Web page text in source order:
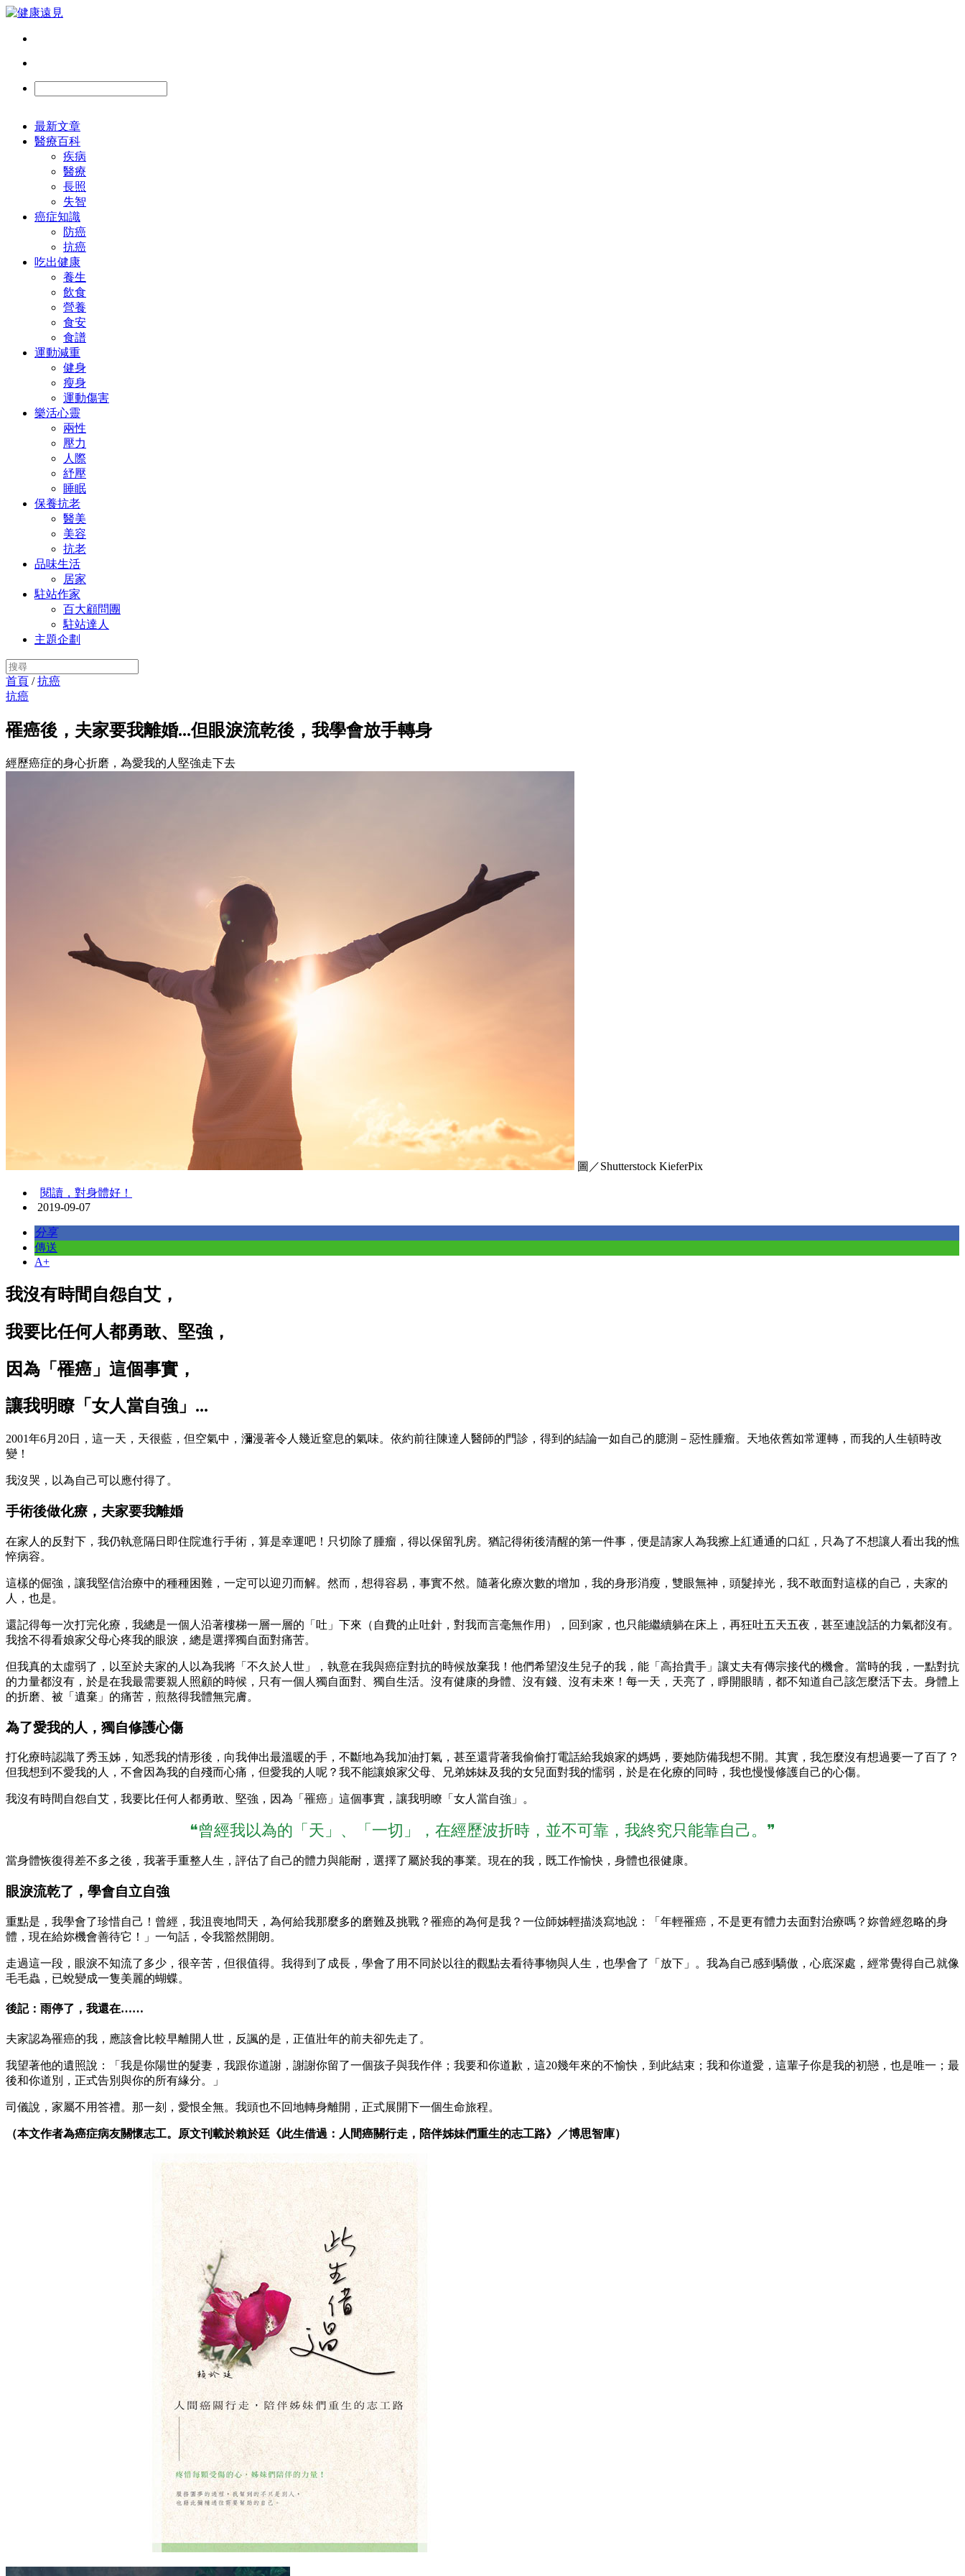
最新文章
醫療百科
疾病
醫療
長照
失智
癌症知識
防癌
抗癌
吃出健康
養生
飲食
營養
食安
食譜
運動減重
健身
瘦身
運動傷害
樂活心靈
兩性
壓力
人際
紓壓
睡眠
保養抗老
醫美
美容
抗老
品味生活
居家
駐站作家
百大顧問團
駐站達人
主題企劃
首頁 /抗癌
抗癌
罹癌後，夫家要我離婚...但眼淚流乾後，我學會放手轉身
經歷癌症的身心折磨，為愛我的人堅強走下去
圖／Shutterstock KieferPix
閱讀，對身體好！
2019-09-07
分享
傳送
A+
我沒有時間自怨自艾，
我要比任何人都勇敢、堅強，
因為「罹癌」這個事實，
讓我明瞭「女人當自強」...
2001年6月20日，這一天，天很藍，但空氣中，瀰漫著令人幾近窒息的氣味。依約前往陳達人醫師的門診，得到的結論一如自己的臆測－惡性腫瘤。天地依舊如常運轉，而我的人生頓時改
變！
我沒哭，以為自己可以應付得了。
手術後做化療，夫家要我離婚
在家人的反對下，我仍執意隔日即住院進行手術，算是幸運吧！只切除了腫瘤，得以保留乳房。猶記得術後清醒的第一件事，便是請家人為我擦上紅通通的口紅，只為了不想讓人看出我的憔
悴病容。
這樣的倔強，讓我堅信治療中的種種困難，一定可以迎刃而解。然而，想得容易，事實不然。隨著化療次數的增加，我的身形消瘦，雙眼無神，頭髮掉光，我不敢面對這樣的自己，夫家的
人，也是。
還記得每一次打完化療，我總是一個人沿著樓梯一層一層的「吐」下來（自費的止吐針，對我而言毫無作用），回到家，也只能繼續躺在床上，再狂吐五天五夜，甚至連說話的力氣都沒有。
我捨不得看娘家父母心疼我的眼淚，總是選擇獨自面對痛苦。
但我真的太虛弱了，以至於夫家的人以為我將「不久於人世」，執意在我與癌症對抗的時候放棄我！他們希望沒生兒子的我，能「高抬貴手」讓丈夫有傳宗接代的機會。當時的我，一點對抗
的力量都沒有，於是在我最需要親人照顧的時候，只有一個人獨自面對、獨自生活。沒有健康的身體、沒有錢、沒有未來！每一天，天亮了，睜開眼睛，都不知道自己該怎麼活下去。身體上
的折磨、被「遺棄」的痛苦，煎熬得我體無完膚。
為了愛我的人，獨自修護心傷
打化療時認識了秀玉姊，知悉我的情形後，向我伸出最溫暖的手，不斷地為我加油打氣，甚至還背著我偷偷打電話給我娘家的媽媽，要她防備我想不開。其實，我怎麼沒有想過要一了百了？
但我想到不愛我的人，不會因為我的自殘而心痛，但愛我的人呢？我不能讓娘家父母、兄弟姊妹及我的女兒面對我的懦弱，於是在化療的同時，我也慢慢修護自己的心傷。
我沒有時間自怨自艾，我要比任何人都勇敢、堅強，因為「罹癌」這個事實，讓我明瞭「女人當自強」。
❝曾經我以為的「天」、「一切」，在經歷波折時，並不可靠，我終究只能靠自己。❞
當身體恢復得差不多之後，我著手重整人生，評估了自己的體力與能耐，選擇了屬於我的事業。現在的我，既工作愉快，身體也很健康。
眼淚流乾了，學會自立自強
重點是，我學會了珍惜自己！曾經，我沮喪地問天，為何給我那麼多的磨難及挑戰？罹癌的為何是我？一位師姊輕描淡寫地說：「年輕罹癌，不是更有體力去面對治療嗎？妳曾經忽略的身
體，現在給妳機會善待它！」一句話，令我豁然開朗。
走過這一段，眼淚不知流了多少，很辛苦，但很值得。我得到了成長，學會了用不同於以往的觀點去看待事物與人生，也學會了「放下」。我為自己感到驕傲，心底深處，經常覺得自己就像
毛毛蟲，已蛻變成一隻美麗的蝴蝶。
後記：雨停了，我還在……
夫家認為罹癌的我，應該會比較早離開人世，反諷的是，正值壯年的前夫卻先走了。
我望著他的遺照說：「我是你陽世的髮妻，我跟你道謝，謝謝你留了一個孩子與我作伴；我要和你道歉，這20幾年來的不愉快，到此結束；我和你道愛，這輩子你是我的初戀，也是唯一；最
後和你道別，正式告別與你的所有緣分。」
司儀說，家屬不用答禮。那一刻，愛恨全無。我頭也不回地轉身離開，正式展開下一個生命旅程。
（本文作者為癌症病友關懷志工。原文刊載於賴於廷 《此生借過：人間癌關行走，陪伴姊妹們重生的志工路》／博思智庫）